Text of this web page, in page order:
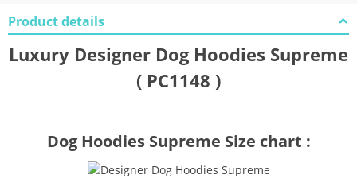
Product details
Luxury Designer Dog Hoodies Supreme
( PC1148 )
Dog Hoodies Supreme Size chart :